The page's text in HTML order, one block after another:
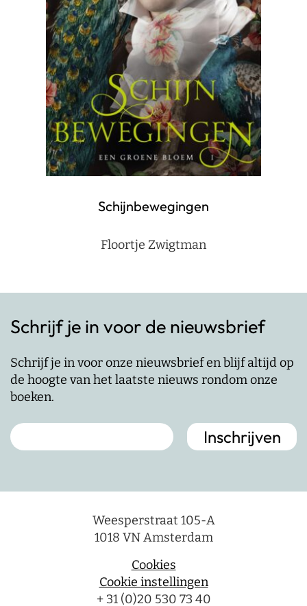
Schijnbewegingen
Floortje Zwigtman
Schrijf je in voor de nieuwsbrief
Schrijf je in voor onze nieuwsbrief en blijf altijd op
de hoogte van het laatste nieuws rondom onze
boeken.
Weesperstraat 105-A
1018 VN Amsterdam
Cookies
Cookie instellingen
+ 31 (0)20 530 73 40